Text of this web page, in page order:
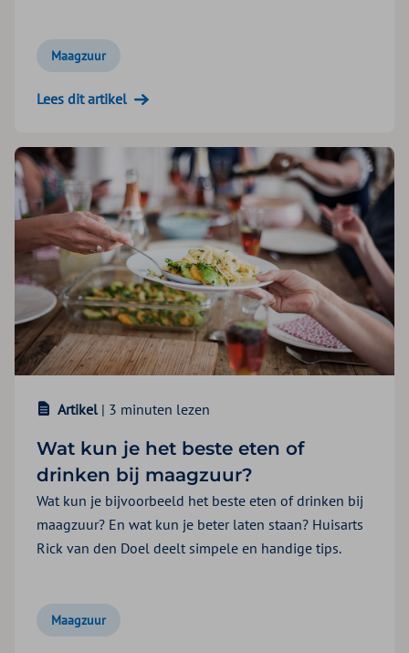
Maagzuur
Lees dit artikel
Artikel | 3 minuten lezen
Wat kun je het beste eten of
drinken bij maagzuur?
Wat kun je bijvoorbeeld het beste eten of drinken bij
maagzuur? En wat kun je beter laten staan? Huisarts
Rick van den Doel deelt simpele en handige tips.
Maagzuur